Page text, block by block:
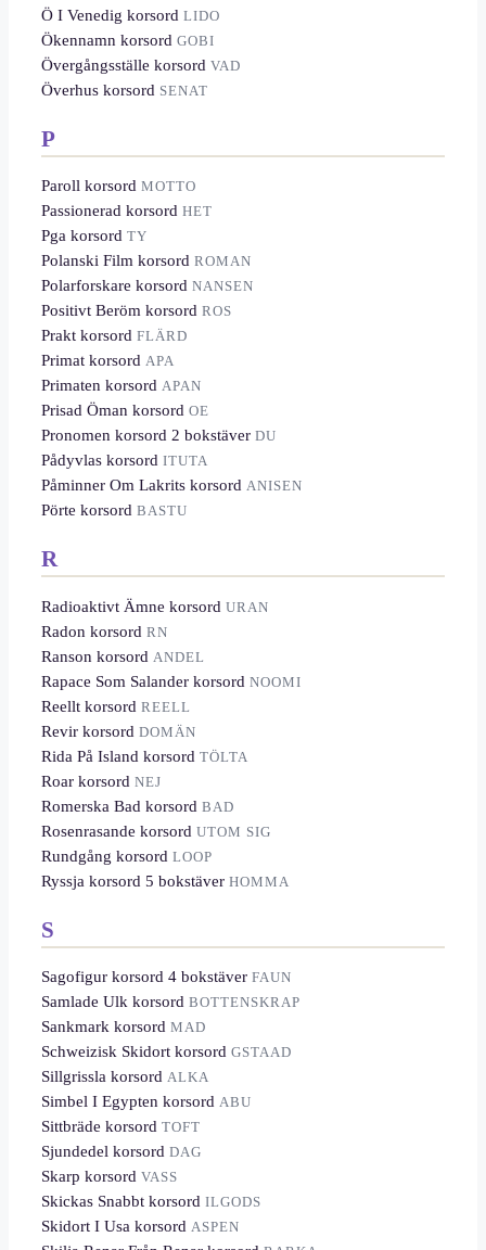
Ö I Venedig korsord LIDO
Ökennamn korsord GOBI
Övergångsställe korsord VAD
Överhus korsord SENAT
P
Paroll korsord MOTTO
Passionerad korsord HET
Pga korsord TY
Polanski Film korsord ROMAN
Polarforskare korsord NANSEN
Positivt Beröm korsord ROS
Prakt korsord FLÄRD
Primat korsord APA
Primaten korsord APAN
Prisad Öman korsord OE
Pronomen korsord 2 bokstäver DU
Pådyvlas korsord ITUTA
Påminner Om Lakrits korsord ANISEN
Pörte korsord BASTU
R
Radioaktivt Ämne korsord URAN
Radon korsord RN
Ranson korsord ANDEL
Rapace Som Salander korsord NOOMI
Reellt korsord REELL
Revir korsord DOMÄN
Rida På Island korsord TÖLTA
Roar korsord NEJ
Romerska Bad korsord BAD
Rosenrasande korsord UTOM SIG
Rundgång korsord LOOP
Ryssja korsord 5 bokstäver HOMMA
S
Sagofigur korsord 4 bokstäver FAUN
Samlade Ulk korsord BOTTENSKRAP
Sankmark korsord MAD
Schweizisk Skidort korsord GSTAAD
Sillgrissla korsord ALKA
Simbel I Egypten korsord ABU
Sittbräde korsord TOFT
Sjundedel korsord DAG
Skarp korsord VASS
Skickas Snabbt korsord ILGODS
Skidort I Usa korsord ASPEN